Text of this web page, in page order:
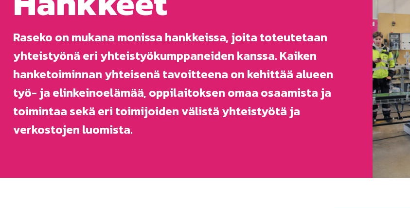
Raseko on mukana monissa hankkeissa, joita toteutetaan
yhteistyönä eri yhteistyökumppaneiden kanssa. Kaiken
hanketoiminnan yhteisenä tavoitteena on kehittää alueen
työ- ja elinkeinoelämää, oppilaitoksen omaa osaamista ja
toimintaa sekä eri toimijoiden välistä yhteistyötä ja
verkostojen luomista.